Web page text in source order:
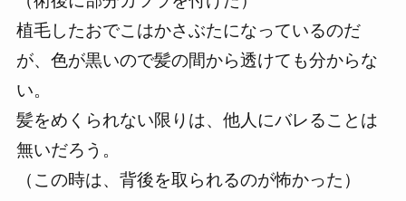
植毛したおでこはかさぶたになっているのだ
が、色が黒いので髪の間から透けても分からな
い。
髪をめくられない限りは、 他人にバレることは
無いだろう。
（この時は、背後を取られるのが怖かった）